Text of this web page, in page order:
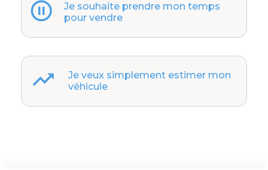
Je souhaite prendre mon temps
pour vendre
Je veux simplement estimer mon
véhicule